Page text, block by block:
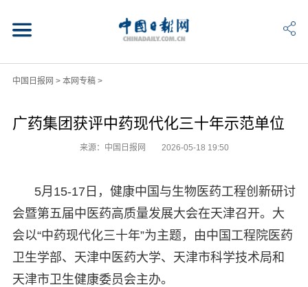
中国日报网 > 本网专稿>
广药集团获评中药现代化三十年示范单位
来源：中国日报网 2026-05-18 19:50
5月15-17日，健康中国与生物医药工程创新研讨
会暨第五届中医药高质量发展大会在天津召开。大
会以“中药现代化三十年”为主题，由中国工程院医药
卫生学部、天津中医药大学、天津市科学技术局和
天津市卫生健康委员会主办。